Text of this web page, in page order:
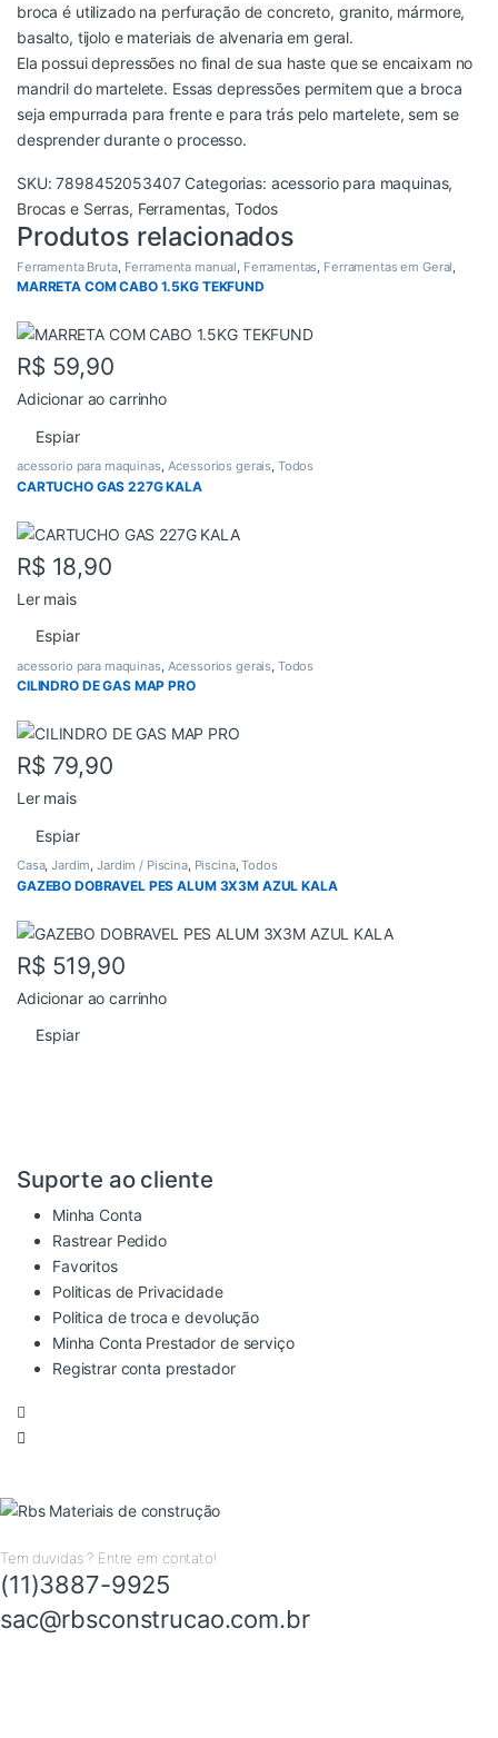
broca é utilizado na perfuração de concreto, granito, mármore,
basalto, tijolo e materiais de alvenaria em geral.
Ela possui depressões no final de sua haste que se encaixam no
mandril do martelete. Essas depressões permitem que a broca
seja empurrada para frente e para trás pelo martelete, sem se
desprender durante o processo.
SKU:7898452053407 Categorias: acessorio para maquinas,
Brocas e Serras, Ferramentas, Todos
Produtos relacionados
Ferramenta Bruta, Ferramenta manual Ferramentas Ferramentas em Geral
Todos
MARRETA COM CABO 1.5KG TEKFUND
R$ 59,90
Adicionar ao carrinho
Espiar
acessorio para maquinas, Acessorios gerais, Todos
CARTUCHO GAS 227G KALA
R$ 18,90
Ler mais
Espiar
acessorio para maquinas, Acessorios gerais Todos
CILINDRO DE GAS MAP PRO
R$ 79,90
Ler mais
Espiar
Casa,Jardim,Jardim / Piscina, Piscina,Todos
GAZEBO DOBRAVEL PES ALUM 3X3M AZUL KALA
R$ 519,90
Adicionar ao carrinho
Espiar
Suporte ao cliente
Minha Conta
Rastrear Pedido
Favoritos
Politicas de Privacidade
Politica de troca e devolução
Minha Conta Prestador de serviço
Registrar conta prestador
Tem duvidas ? Entre em contato!
(11)3887-9925
sac@rbsconstrucao.com.br